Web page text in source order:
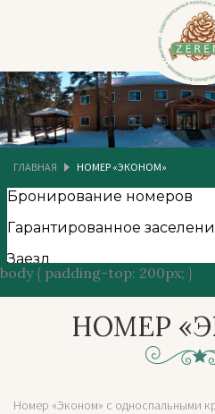
ГЛАВНАЯ НОМЕР «ЭКОНОМ»
body { padding-top: 200px; }
НОМЕР
Номер «Эконом» с односпальными